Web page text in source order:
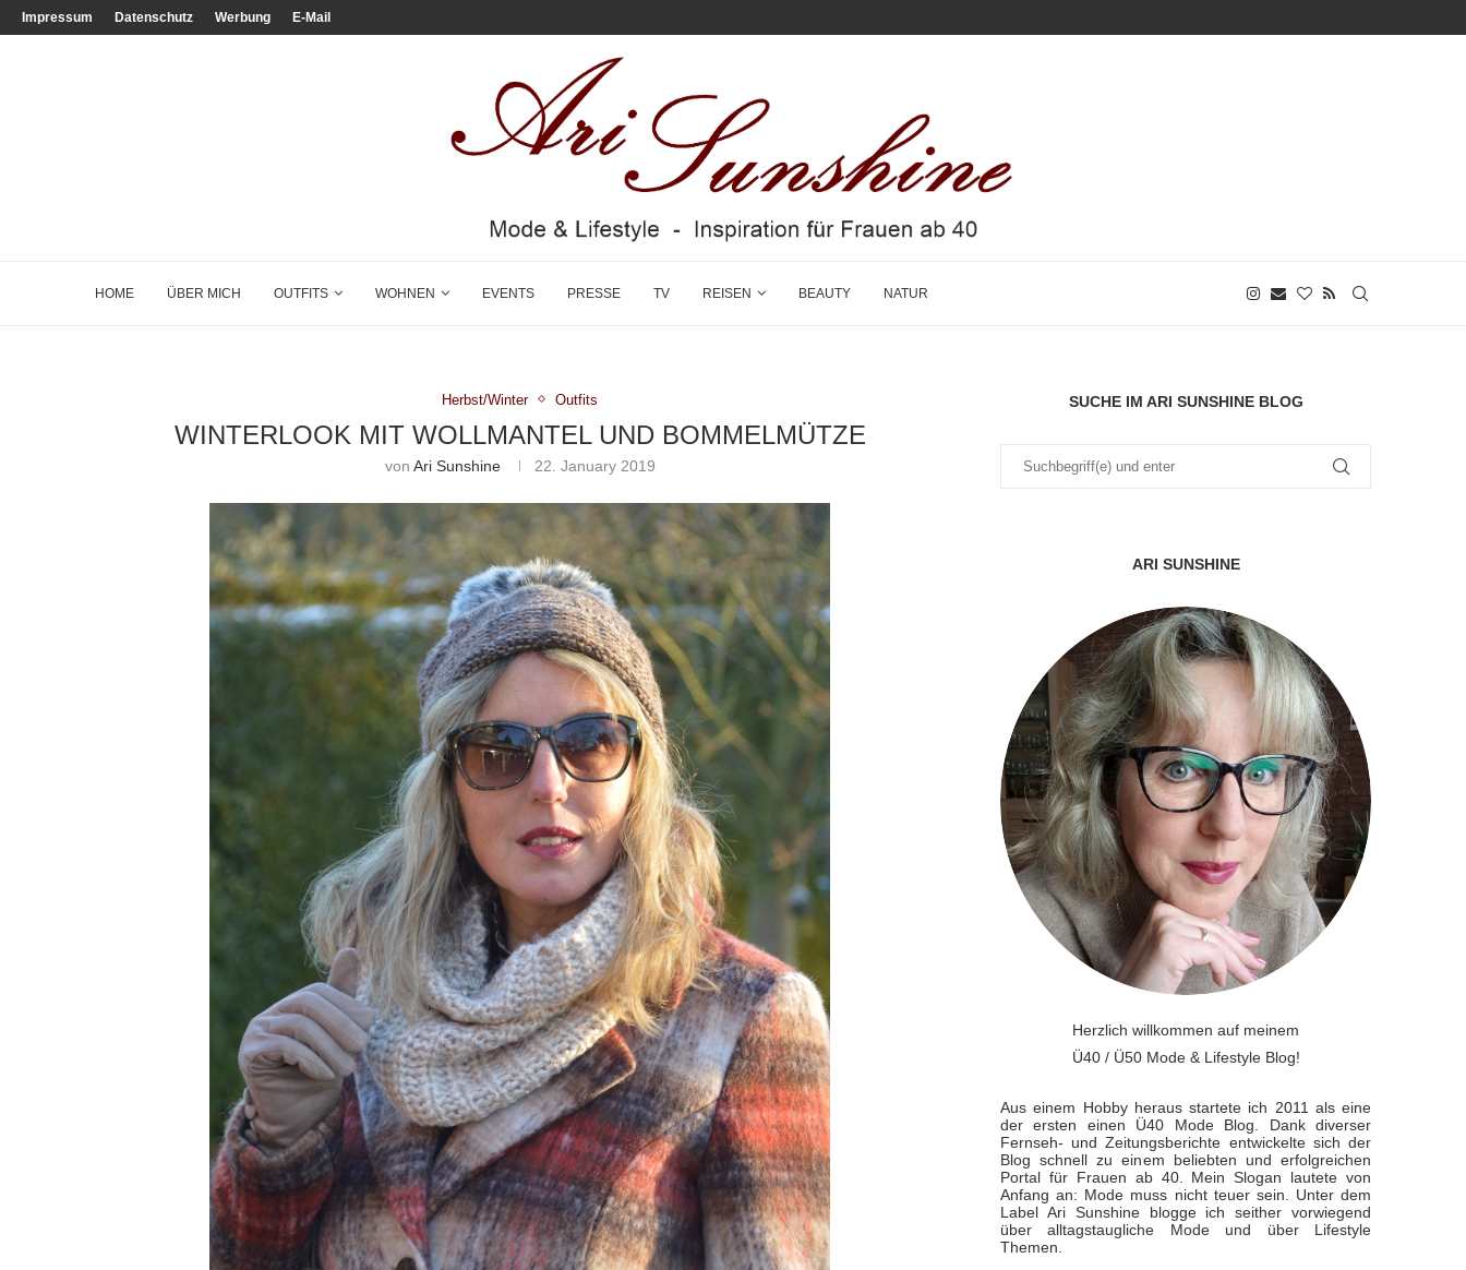
Impressum Datenschutz Werbung E-Mail
HOME ÜBER MICH OUTFITS WOHNEN EVENTS PRESSE TV REISEN BEAUTY NATUR
Herbst/Winter Outfits
WINTERLOOK MIT WOLLMANTEL UND BOMMELMÜTZE
von Ari Sunshine 22. January 2019
SUCHE IM ARI SUNSHINE BLOG
ARI SUNSHINE
Herzlich willkommen auf meinem
Ü40 / Ü50 Mode & Lifestyle Blog!
Aus einem Hobby heraus startete ich 2011 als eine
der ersten einen Ü40 Mode Blog. Dank diverser
Fernseh- und Zeitungsberichte entwickelte sich der
Blog schnell zu einem beliebten und erfolgreichen
Portal für Frauen ab 40. Mein Slogan lautete von
Anfang an: Mode muss nicht teuer sein. Unter dem
Label Ari Sunshine blogge ich seither vorwiegend
über alltagstaugliche Mode und über Lifestyle
Themen.